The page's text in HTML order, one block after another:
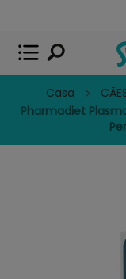
Casa
Pharmadiet
APP